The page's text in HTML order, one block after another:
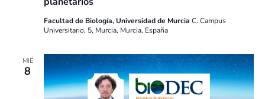
Facultad de Biología, Universidad de Murcia C. Campus
Universitario, 5, Murcia, Murcia, España
MIÉ
8